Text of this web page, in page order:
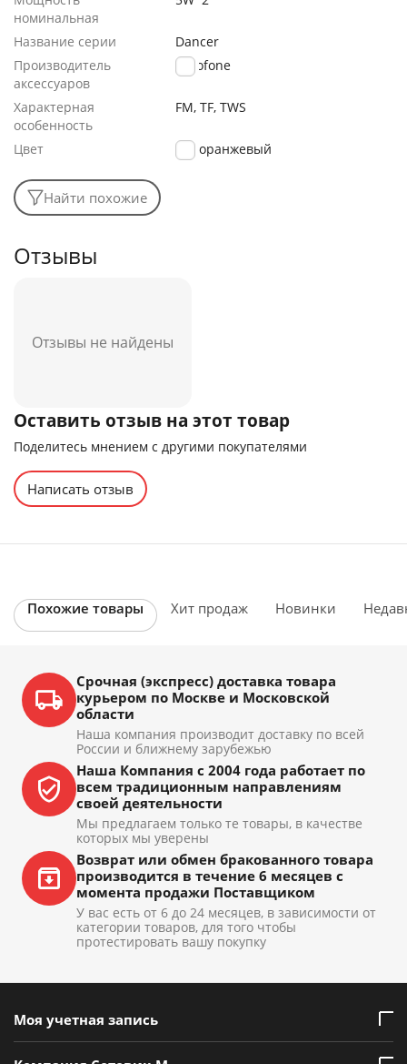
номинальная
Название серии
Dancer
Производитель
аксессуаров
Borofone
Характерная
особенность
FM, TF, TWS
Цвет оранжевый
Найти похожие
Отзывы
Отзывы не найдены
Оставить отзыв на этот товар
Поделитесь мнением с другими покупателями
Написать отзыв
Похожие товары Хит продаж Новинки
Срочная (экспресс) доставка товара
курьером по Москве и Московской
области
Наша компания производит доставку по всей
России и ближнему зарубежью
Наша Компания с 2004 года работает по
всем традиционным направлениям
своей деятельности
Мы предлагаем только те товары, в качестве
которых мы уверены
Возврат или обмен бракованного товара
производится в течение 6 месяцев с
момента продажи Поставщиком
У вас есть от 6 до 24 месяцев, в зависимости от
категории товаров, для того чтобы
протестировать вашу покупку
Моя учетная запись